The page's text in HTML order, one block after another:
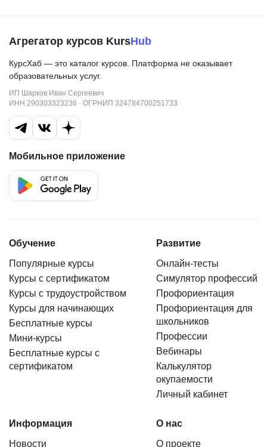
Агрегатор курсов KursHub
КурсХаб — это каталог курсов. Платформа не оказывает
образовательных услуг.
ИП Шарков Иван Сергеевич
ИНН 290303323236 · ОГРНИП 324784700251733
Мобильное приложение
Обучение
Популярные курсы
Курсы с сертификатом
Курсы с трудоустройством
Курсы для начинающих
Бесплатные курсы
Мини-курсы
Бесплатные курсы с
сертификатом
Развитие
Онлайн-тесты
Симулятор профессий
Профориентация
Профориентация для
школьников
Профессии
Вебинары
Калькулятор
окупаемости
Личный кабинет
Информация
Новости
О нас
О проекте